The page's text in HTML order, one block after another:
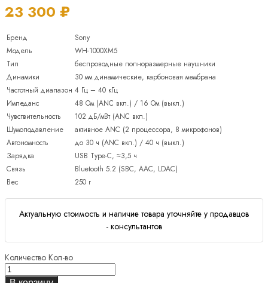
23 300 ₽
Бренд
Sony
Модель
WH-1000XM5
Тип
беспроводные полноразмерные наушники
Динамики
30 мм динамические, карбоновая мембрана
Частотный диапазон 4 Гц – 40 кГц
Импеданс
48 Ом (ANC вкл.) / 16 Ом (выкл.)
Чувствительность
102 дБ/мВт (ANC вкл.)
Шумоподавление
активное ANC (2 процессора, 8 микрофонов)
Автономность
до 30 ч (ANC вкл.) / 40 ч (выкл.)
Зарядка
USB Type-C, ≈3,5 ч
Связь
Bluetooth 5.2 (SBC, AAC, LDAC)
Вес
250 г
Актуальную стоимость и наличие товара уточняйте у продавцов
- консультантов
Количество Кол-во